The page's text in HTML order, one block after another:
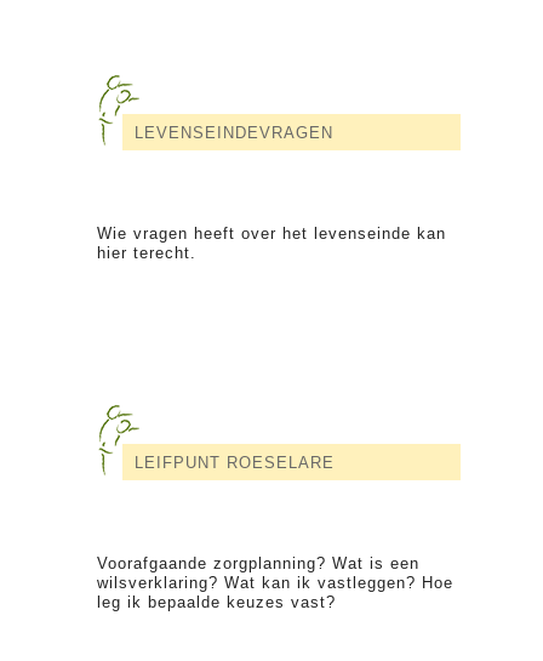
LEVENSEINDEVRAGEN
Wie vragen heeft over het levenseinde kan
hier terecht.
LEIFPUNT ROESELARE
Voorafgaande zorgplanning? Wat is een
wilsverklaring? Wat kan ik vastleggen? Hoe
leg ik bepaalde keuzes vast?